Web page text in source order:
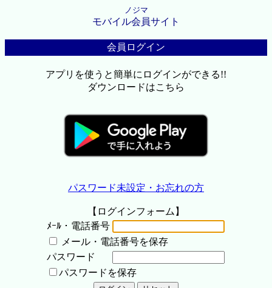
ノジマ
モバイル会員サイト
会員ログイン
アプリを使うと簡単にログインができる!!
ダウンロードはこちら
パスワード未設定・お忘れの方
【ログインフォーム】
ﾒｰﾙ・電話番号
メール・電話番号を保存
パスワード
パスワードを保存